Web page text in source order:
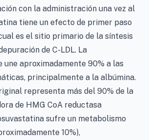
con la administración una vez al
tiene un efecto de primer paso
es el sitio primario de la síntesis
de C-LDL. La
une aproximadamente 90% a las
principalmente a la albúmina.
representa más del 90% de la
de HMG CoA reductasa
sufre un metabolismo
10%),